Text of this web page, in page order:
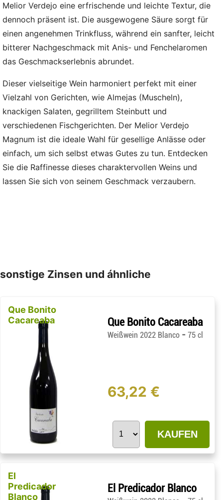
Melior Verdejo eine erfrischende und leichte Textur, die
dennoch präsent ist. Die ausgewogene Säure sorgt für
einen angenehmen Trinkfluss, während ein sanfter, leicht
bitterer Nachgeschmack mit Anis- und Fenchelaromen
das Geschmackserlebnis abrundet.
Dieser vielseitige Wein harmoniert perfekt mit einer
Vielzahl von Gerichten, wie Almejas (Muscheln),
knackigen Salaten, gegrilltem Steinbutt und
verschiedenen Fischgerichten. Der Melior Verdejo
Magnum ist die ideale Wahl für gesellige Anlässe oder
einfach, um sich selbst etwas Gutes zu tun. Entdecken
Sie die Raffinesse dieses charaktervollen Weins und
lassen Sie sich von seinem Geschmack verzaubern.
sonstige Zinsen und áhnliche
Que Bonito
Cacareaba
Que Bonito Cacareaba
Weißwein 2022 Blanco -75 cl
63,22 €
KAUFEN
El
Predicador
Blanco
El Predicador Blanco